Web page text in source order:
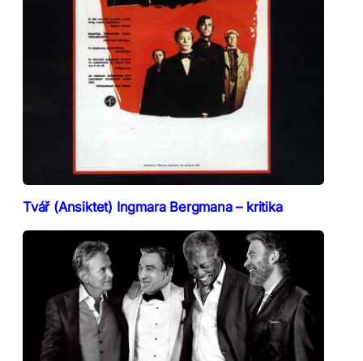
Tvář (Ansiktet) Ingmara Bergmana – kritika